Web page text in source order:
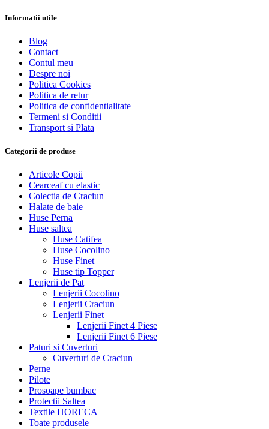
Informatii utile
Blog
Contact
Contul meu
Despre noi
Politica Cookies
Politica de retur
Politica de confidentialitate
Termeni si Conditii
Transport si Plata
Categorii de produse
Articole Copii
Cearceaf cu elastic
Colectia de Craciun
Halate de baie
Huse Perna
Huse saltea
Huse Catifea
Huse Cocolino
Huse Finet
Huse tip Topper
Lenjerii de Pat
Lenjerii Cocolino
Lenjerii Craciun
Lenjerii Finet
Lenjerii Finet 4 Piese
Lenjerii Finet 6 Piese
Paturi si Cuverturi
Cuverturi de Craciun
Perne
Pilote
Prosoape bumbac
Protectii Saltea
Textile HORECA
Toate produsele